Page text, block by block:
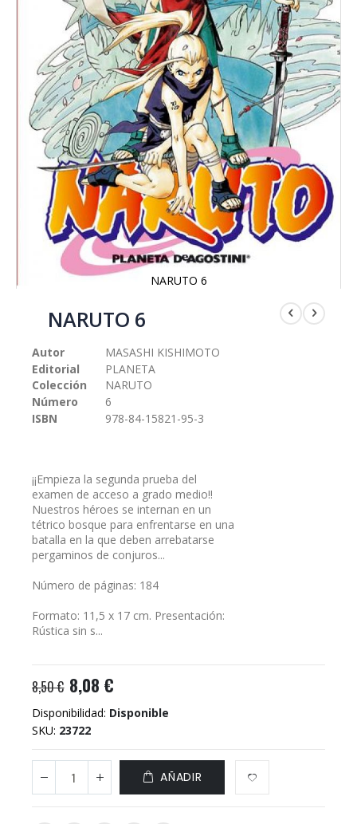
NARUTO 6
comienzo
galería
imágenes
NARUTO 6
Autor
MASASHI KISHIMOTO
Editorial
PLANETA
Colección
NARUTO
Número
6
ISBN
978-84-15821-95-3
¡¡Empieza la segunda prueba del
examen de acceso a grado medio!!
Nuestros héroes se internan en un
tétrico bosque para enfrentarse en una
batalla en la que deben arrebatarse
pergaminos de conjuros...
Número de páginas: 184
Formato: 11,5 x 17 cm. Presentación:
Rústica sin s...
8,50 € 8,08 €
Disponibilidad: Disponible
SKU 23722
AÑADIR